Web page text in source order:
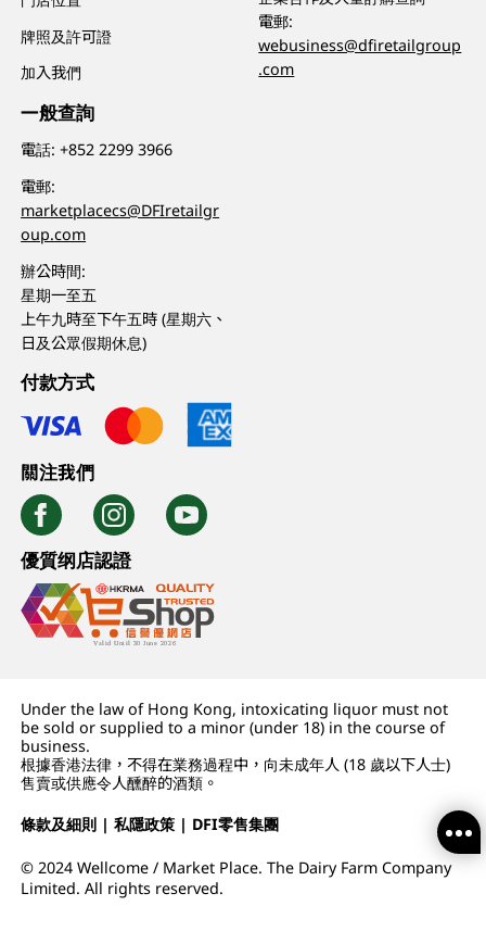
牌照及許可證
加入我們
一般查詢
電話:+852 2299 3966
電郵:
marketplacecs@DFIretailgr
oup.com
辦公時間:
星期一至五
上午九時至下午五時 (星期六、
日及公眾假期休息)
電郵:
webusiness@dfiretailgroup
.com
付款方式
關注我們
優質纲店認證
Under the law of Hong Kong, intoxicating liquor must not
be sold or supplied to a minor (under 18) in the course of
business.
根據香港法律，不得在業務過程中，向未成年人 (18 歲以下人士)
售賣或供應令人醺醉的酒類。
條款及細則 |私隱政策 | DFI零售集團
© 2024 Wellcome / Market Place. The Dairy Farm Company
Limited. All rights reserved.